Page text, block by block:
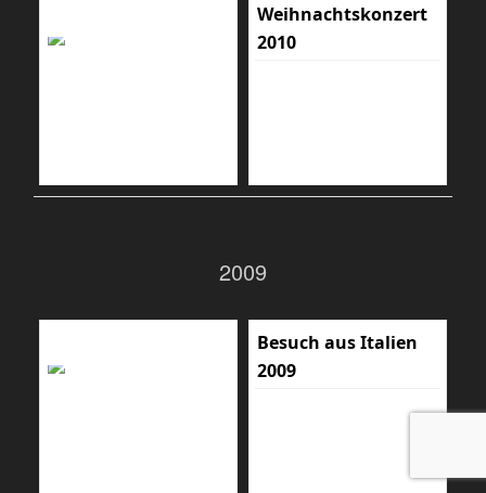
Weihnachtskonzert
2010
2009
Besuch aus Italien
2009